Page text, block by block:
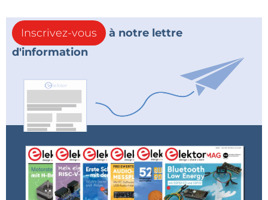
Inscrivez-vous
à notre lettre
d'information